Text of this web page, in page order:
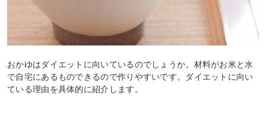
おかゆはダイエットに向いているのでしょうか。材料がお米と水
で自宅にあるものできるので作りやすいです。ダイエットに向い
ている理由を具体的に紹介します。